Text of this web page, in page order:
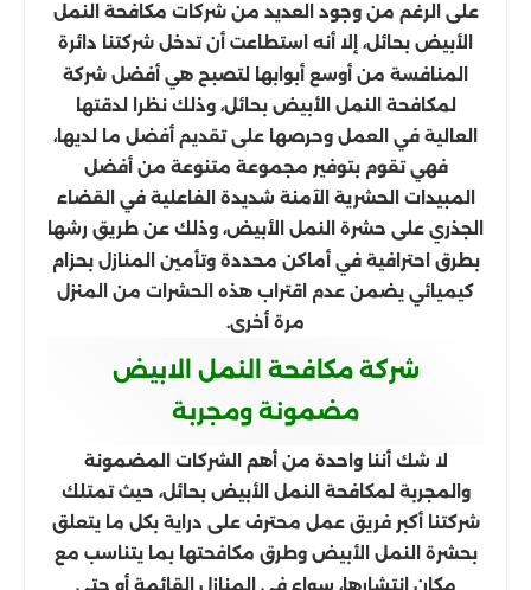
على الرغم من وجود العديد من شركات مكافحة النمل
الأبيض بحائل، إلا أنه استطاعت أن تدخل شركتنا دائرة
المنافسة من أوسع أبوابها لتصبح هي أفضل شركة
لمكافحة النمل الأبيض بحائل، وذلك نظرا لدقتها
العالية في العمل وحرصها على تقديم أفضل ما لديها،
فهي تقوم بتوفير مجموعة متنوعة من أفضل
المبيدات الحشرية الآمنة شديدة الفاعلية في القضاء
الجذري على حشرة النمل الأبيض، وذلك عن طريق رشها
بطرق احترافية في أماكن محددة وتأمين المنازل بحزام
كيميائي يضمن عدم اقتراب هذه الحشرات من المنزل
مرة أخرى.
شركة مكافحة النمل الابيض
مضمونة ومجربة
لا شك أننا واحدة من أهم الشركات المضمونة
والمجربة لمكافحة النمل الأبيض بحائل، حيث تمتلك
شركتنا أكبر فريق عمل محترف على دراية بكل ما يتعلق
بحشرة النمل الأبيض وطرق مكافحتها بما يتناسب مع
مكان انتشارها، سواء في المنازل القائمة أو حتى